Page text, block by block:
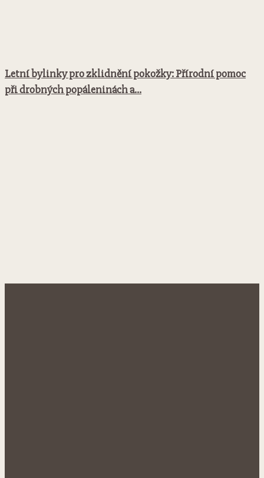
Letní bylinky pro zklidnění pokožky: Přírodní pomoc
při drobných popáleninách a...